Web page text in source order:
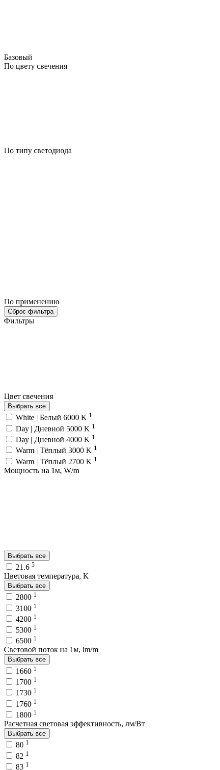
Базовый
По цвету свечения
По типу светодиода
По применению
Сброс фильтра
Фильтры
Цвет свечения
Выбрать все
White | Белый 6000 K 1
Day | Дневной 5000 K 1
Day | Дневной 4000 K 1
Warm | Тёплый 3000 K 1
Warm | Тёплый 2700 K 1
Мощность на 1м, W/m
Выбрать все
21.6 5
Цветовая температура, K
Выбрать все
2800 1
3100 1
4200 1
5300 1
6500 1
Световой поток на 1м, lm/m
Выбрать все
1660 1
1700 1
1730 1
1760 1
1800 1
Расчетная световая эффективность, лм/Вт
Выбрать все
80 1
82 1
83 1